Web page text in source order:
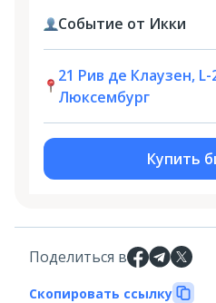
Событие от Икки
21 Рив де Клаузен,
Люксембург
Купить
Поделиться в
Скопировать ссылку